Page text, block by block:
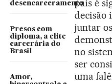
desencarceramento
Presos com
diploma, a elite
carcerária do
Brasil
Amor,
país é
decisão
juntar
no
ser
uma